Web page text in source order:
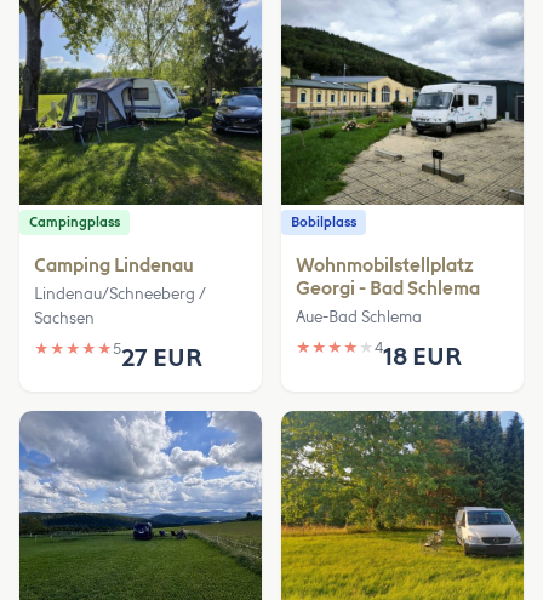
Campingplass
Camping Lindenau
Lindenau/Schneeberg /
Sachsen
★ ★ ★ ★ ★527 EUR
Bobilplass
Wohnmobilstellplatz
Georgi - Bad Schlema
Aue-Bad Schlema
★ ★ ★ ★ ★ 418 EUR